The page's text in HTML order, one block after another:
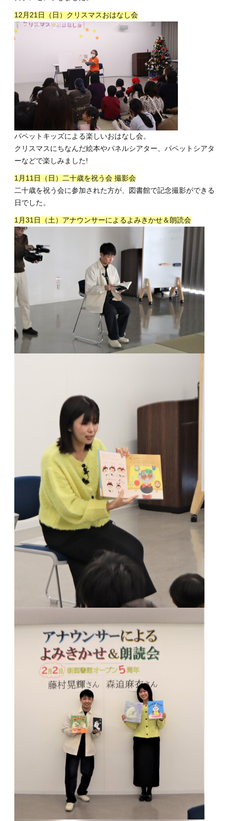
12月21日（日）クリスマスおはなし会
パペットキッズによる楽しいおはなし会。
クリスマスにちなんだ絵本やパネルシアター、パペットシアタ
ーなどで楽しみました!
1月11日（日）二十歳を祝う会 撮影会
二十歳を祝う会に参加された方が、図書館で記念撮影ができる
日でした。
1月31日（土）アナウンサーによるよみきかせ＆朗読会